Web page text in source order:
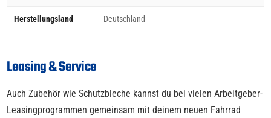
Herstellungsland Deutschland
Leasing & Service
Auch Zubehör wie Schutzbleche kannst du bei vielen Arbeitgeber-
Leasingprogrammen gemeinsam mit deinem neuen Fahrrad